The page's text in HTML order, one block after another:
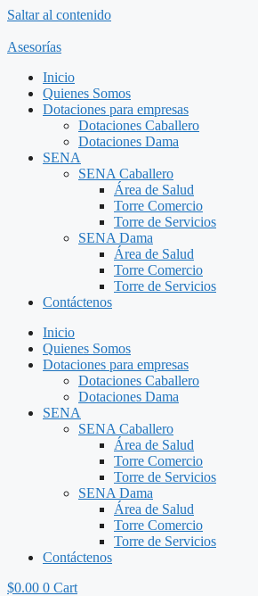
Saltar al contenido
Asesorías
Inicio
Quienes Somos
Dotaciones para empresas
Dotaciones Caballero
Dotaciones Dama
SENA
SENA Caballero
Área de Salud
Torre Comercio
Torre de Servicios
SENA Dama
Área de Salud
Torre Comercio
Torre de Servicios
Contáctenos
Inicio
Quienes Somos
Dotaciones para empresas
Dotaciones Caballero
Dotaciones Dama
SENA
SENA Caballero
Área de Salud
Torre Comercio
Torre de Servicios
SENA Dama
Área de Salud
Torre Comercio
Torre de Servicios
Contáctenos
$0.00 0 Cart